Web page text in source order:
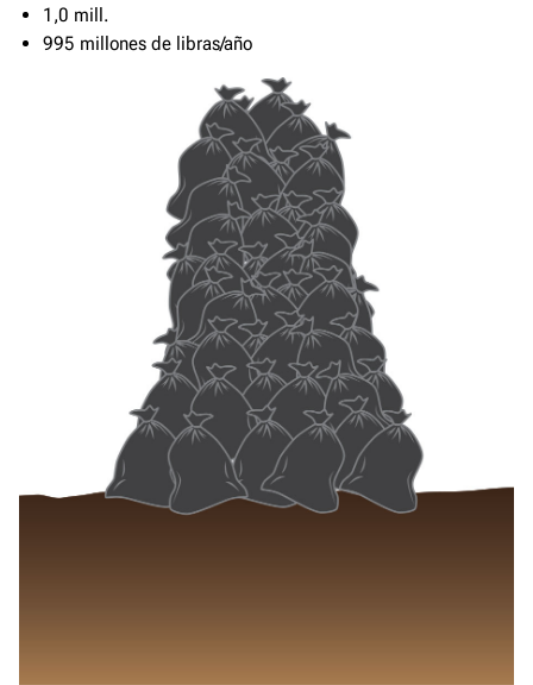
1,0 mill.
995 millones de libras/año